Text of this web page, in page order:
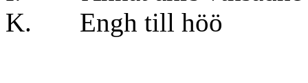
K. Engh till höö